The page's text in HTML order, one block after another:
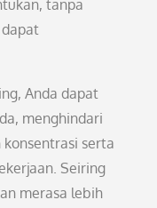
tanpa
Anda dapat
menghindari
serta
Seiring
merasa lebih